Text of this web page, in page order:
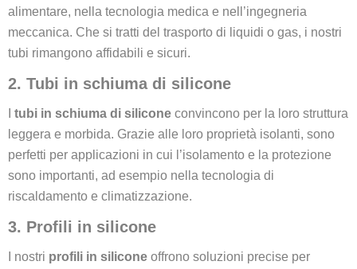
alimentare, nella tecnologia medica e nell’ingegneria
meccanica. Che si tratti del trasporto di liquidi o gas, i nostri
tubi rimangono affidabili e sicuri.
2. Tubi in schiuma di silicone
tubi in schiuma di silicone convincono per la loro struttura
leggera e morbida. Grazie alle loro proprietà isolanti, sono
perfetti per applicazioni in cui l’isolamento e la protezione
sono importanti, ad esempio nella tecnologia di
riscaldamento e climatizzazione.
3. Profili in silicone
I nostri profili in silicone offrono soluzioni precise per